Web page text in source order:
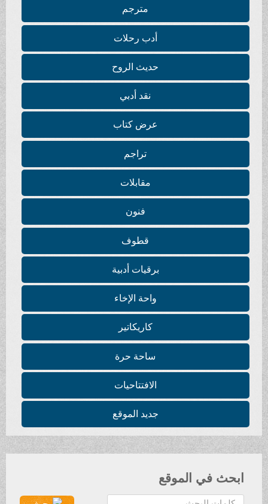
مترجم
أدب رحلات
حديث الروح
نقد أدبي
عرض كتاب
تراجم
مقابلات
فنون
قطوف
برقيات أدبية
واحة الإخاء
كاريكاتير
ساحة حرة
الافتتاحيات
جديد الموقع
ابحث في الموقع